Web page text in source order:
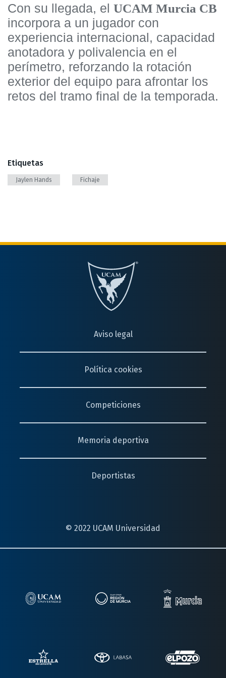
Con su llegada, el UCAM Murcia CB
incorpora a un jugador con
experiencia internacional, capacidad
anotadora y polivalencia en el
perímetro, reforzando la rotación
exterior del equipo para afrontar los
retos del tramo final de la temporada.
Etiquetas
Jaylen Hands Fichaje
Aviso legal
Política cookies
Competiciones
Memoria deportiva
Deportistas
© 2022 UCAM Universidad